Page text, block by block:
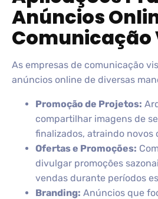
Anúncios
Comunicação
As empresas de comunicação
anúncios online de diversas
Promoção de Projetos:
compartilhar imagens de
finalizados, atraindo novos
Ofertas e Promoções:
divulgar promoções
vendas durante períodos
Branding: Anúncios que